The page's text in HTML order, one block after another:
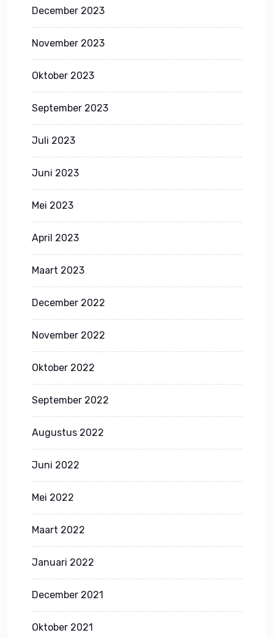
December 2023
November 2023
Oktober 2023
September 2023
Juli 2023
Juni 2023
Mei 2023
April 2023
Maart 2023
December 2022
November 2022
Oktober 2022
September 2022
Augustus 2022
Juni 2022
Mei 2022
Maart 2022
Januari 2022
December 2021
Oktober 2021